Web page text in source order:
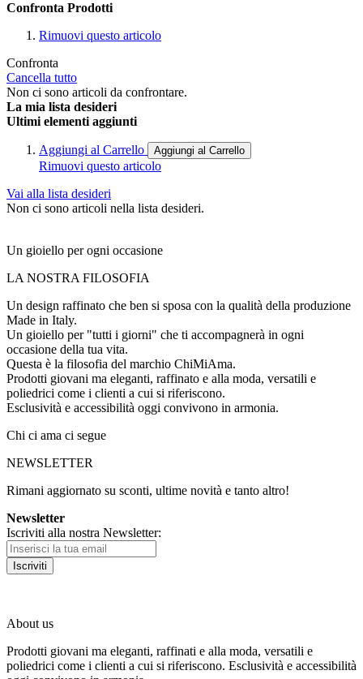
Confronta Prodotti
Rimuovi questo articolo
Confronta
Cancella tutto
Non ci sono articoli da confrontare.
La mia lista desideri
Ultimi elementi aggiunti
Aggiungi al Carrello Aggiungi al Carrello
Rimuovi questo articolo
Vai alla lista desideri
Non ci sono articoli nella lista desideri.
Un gioiello per ogni occasione
LA NOSTRA FILOSOFIA
Un design raffinato che ben si sposa con la qualità della produzione
Made in Italy.
Un gioiello per "tutti i giorni" che ti accompagnerà in ogni
occasione della tua vita.
Questa è la filosofia del marchio ChiMiAma.
Prodotti giovani ma eleganti, raffinato e alla moda, versatili e
poliedrici come i clienti a cui si riferiscono.
Esclusività e accessibilità oggi convivono in armonia.
Chi ci ama ci segue
NEWSLETTER
Rimani aggiornato su sconti, ultime novità e tanto altro!
Newsletter
Iscriviti alla nostra Newsletter:
Iscriviti
About us
Prodotti giovani ma eleganti, raffinati e alla moda, versatili e
poliedrici come i clienti a cui si riferiscono. Esclusività e accessibilità